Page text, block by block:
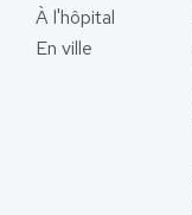
À l'hôpital
En ville